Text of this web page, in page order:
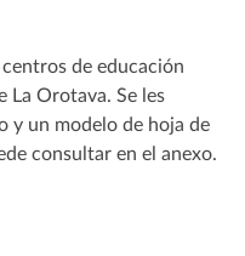
de educación
La Orotava. Se les
y un modelo de hoja de
consultar en el anexo.